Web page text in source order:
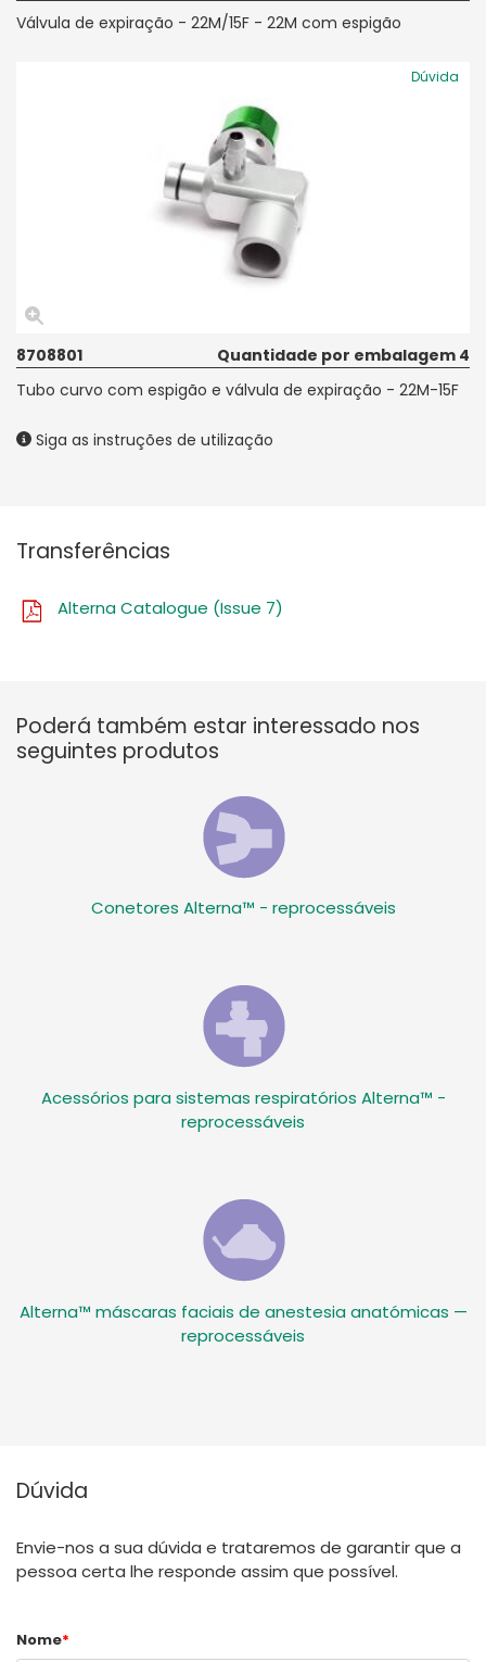
Válvula de expiração - 22M/15F - 22M com espigão
Dúvida
8708801
Quantidade por embalagem 4
Tubo curvo com espigão e válvula de expiração - 22M-15F
Siga as instruções de utilização
Transferências
Alterna Catalogue (Issue 7)
Poderá também estar interessado nos
seguintes produtos
Conetores Alterna™ - reprocessáveis
Acessórios para sistemas respiratórios Alterna™ -
reprocessáveis
Alterna™ máscaras faciais de anestesia anatómicas —
reprocessáveis
Dúvida
Envie-nos a sua dúvida e trataremos de garantir que a
pessoa certa lhe responde assim que possível.
Nome*